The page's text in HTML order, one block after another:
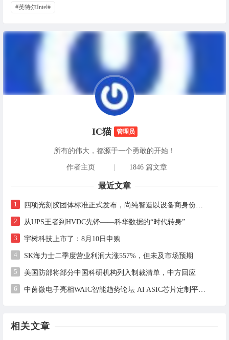
#英特尔Intel#
IC猫 管理员
所有的伟大，都源于一个勇敢的开始！
作者主页 1846 篇文章
最近文章
1 四项光刻胶团体标准正式发布，尚纯智造以设备商身份跻身标准起草席
2 从UPS王者到HVDC先锋——科华数据的“时代转身”
3 宇树科技上市了：8月10日申购
4 SK海力士二季度营业利润大涨557%，但未及市场预期
5 美国防部将部分中国科研机构列入制裁清单，中方回应
6 中茵微电子亮相WAIC智能趋势论坛 AI ASIC芯片定制平台赋能工业AI落地
相关文章